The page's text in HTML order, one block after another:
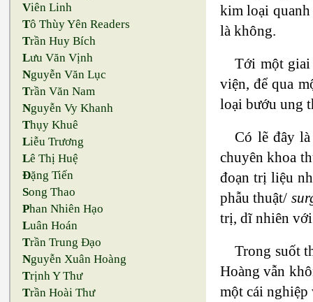
Viên Linh
Tô Thùy Yên Readers
Trần Huy Bích
Lưu Văn Vịnh
Nguyễn Văn Lục
Trần Văn Nam
Nguyễn Vy Khanh
Thụy Khuê
Liễu Trương
Lê Thị Huệ
Đặng Tiến
Song Thao
Phan Nhiên Hạo
Luân Hoán
Trần Trung Đạo
Nguyễn Xuân Hoàng
Trịnh Y Thư
Trần Hoài Thư
kim loại quanh
là không.
Tới một giai
viện, để qua
loại bướu ung
Có lẽ đây
chuyên khoa
đoạn trị liệu
phẫu thuật/
trị, dĩ nhiên
Trong suốt
Hoàng vẫn
một cái